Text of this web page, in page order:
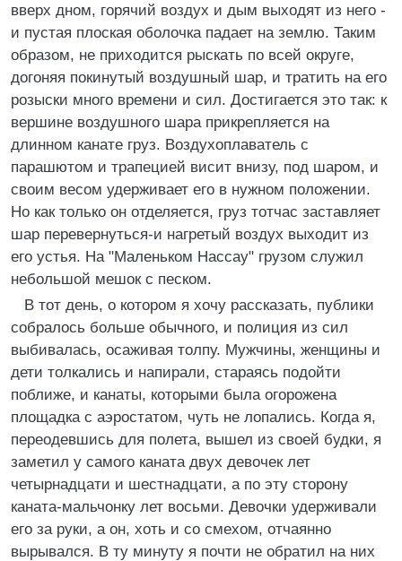
вверх дном, горячий воздух и дым выходят из него -
и пустая плоская оболочка падает на землю. Таким
образом, не приходится рыскать по всей округе,
догоняя покинутый воздушный шар, и тратить на его
розыски много времени и сил. Достигается это так: к
вершине воздушного шара прикрепляется на
длинном канате груз. Воздухоплаватель с
парашютом и трапецией висит внизу, под шаром, и
своим весом удерживает его в нужном положении.
Но как только он отделяется, груз тотчас заставляет
шар перевернуться-и нагретый воздух выходит из
его устья. На "Маленьком Нассау" грузом служил
небольшой мешок с песком.
В тот день, о котором я хочу рассказать, публики
собралось больше обычного, и полиция из сил
выбивалась, осаживая толпу. Мужчины, женщины и
дети толкались и напирали, стараясь подойти
поближе, и канаты, которыми была огорожена
площадка с аэростатом, чуть не лопались. Когда я,
переодевшись для полета, вышел из своей будки, я
заметил у самого каната двух девочек лет
четырнадцати и шестнадцати, а по эту сторону
каната-мальчонку лет восьми. Девочки удерживали
его за руки, а он, хоть и со смехом, отчаянно
вырывался. В ту минуту я почти не обратил на них